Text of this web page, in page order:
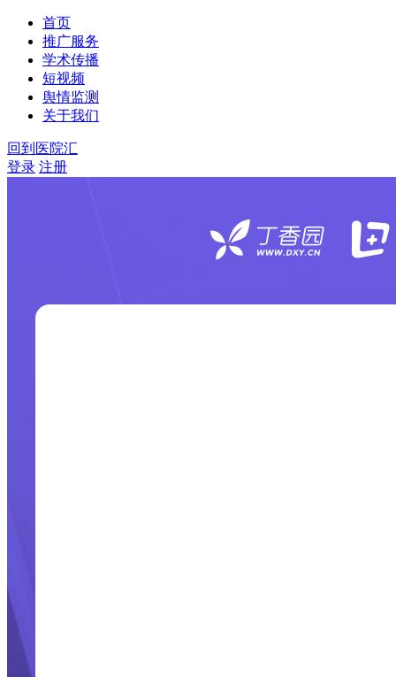
首页
推广服务
学术传播
短视频
舆情监测
关于我们
回到医院汇
登录 注册